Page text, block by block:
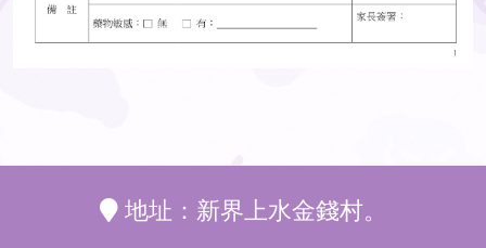
地址：新界上水金錢村。